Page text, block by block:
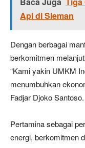
Api di Sleman
Dengan berbagai
berkomitmen
“Kami yakin UMKM
menumbuhkan
Fadjar Djoko Santoso.
Pertamina sebagai
energi, berkomitmen